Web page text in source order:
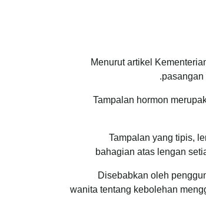
Menurut artikel
pasangan
Tampalan hormon
Tampalan yang tipis,
bahagian atas lengan
Disebabkan oleh
wanita tentang kebolehan